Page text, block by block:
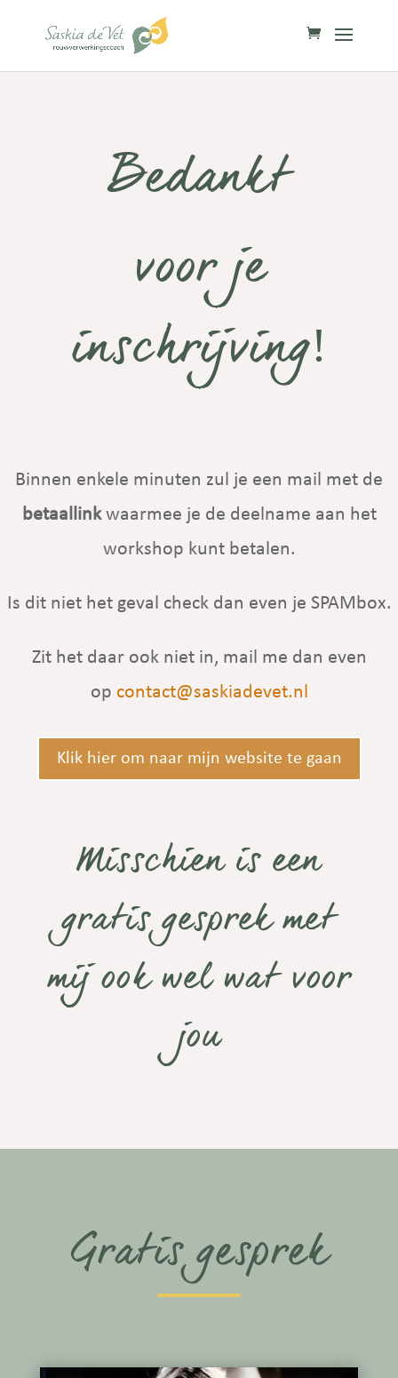
Bedankt
voor je
inschrijving!
Binnen enkele minuten zul je een mail met de
betaallinkwaarmee je de deelname aan het
workshop kunt betalen.
Is dit niet het geval check dan even je SPAMbox.
Zit het daar ook niet in, mail me dan even
op contact@saskiadevet.nl
Klik hier om naar mijn website te gaan
Misschien is een
gratis gesprek met
mij ook wel wat voor
jou
Gratis gesprek